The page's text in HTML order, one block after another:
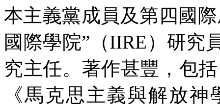
本主義黨成員及第四國
國際學院”（IIRE ）研究
究主任。著作甚豐，包
《馬克思主義與解放